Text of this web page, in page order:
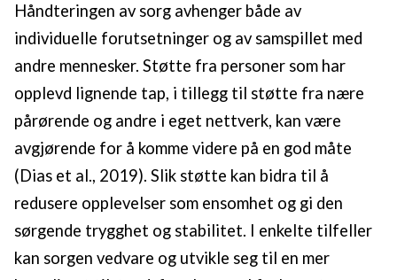
Håndteringen av sorg avhenger både av
individuelle forutsetninger og av samspillet med
andre mennesker. Støtte fra personer som har
opplevd lignende tap, i tillegg til støtte fra nære
pårørende og andre i eget nettverk, kan være
avgjørende for å komme videre på en god måte
(Dias et al., 2019). Slik støtte kan bidra til å
redusere opplevelser som ensomhet og gi den
sørgende trygghet og stabilitet. I enkelte tilfeller
kan sorgen vedvare og utvikle seg til en mer